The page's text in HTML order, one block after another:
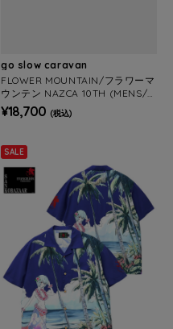
go slow caravan
FLOWER MOUNTAIN/フラワーマ
ウンテン NAZCA 10TH (MENS/
WOMENS)
¥18,700 (税込)
SALE